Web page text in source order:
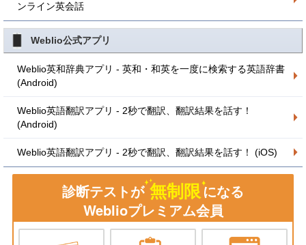
ンライン英会話
Weblio公式アプリ
Weblio英和辞典アプリ - 英和・和英を一度に検索する英語辞書
(Android)
Weblio英語翻訳アプリ - 2秒で翻訳、翻訳結果を話す！
(Android)
Weblio英語翻訳アプリ - 2秒で翻訳、翻訳結果を話す！ (iOS)
診断テストが 無制限になる
Weblioプレミアム会員